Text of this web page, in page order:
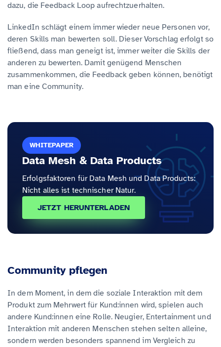
dazu, die Feedback Loop aufrechtzuerhalten.
LinkedIn schlägt einem immer wieder neue Personen vor,
deren Skills man bewerten soll. Dieser Vorschlag erfolgt so
fließend, dass man geneigt ist, immer weiter die Skills der
anderen zu bewerten. Damit genügend Menschen
zusammenkommen, die Feedback geben können, benötigt
man eine Community.
WHITEPAPER
Data Mesh & Data Products
Erfolgsfaktoren für Data Mesh und Data Products:
Nicht alles ist technischer Natur.
JETZT HERUNTERLADEN
Community pflegen
In dem Moment, in dem die soziale Interaktion mit dem
Produkt zum Mehrwert für Kund:innen wird, spielen auch
andere Kund:innen eine Rolle. Neugier, Entertainment und
Interaktion mit anderen Menschen stehen selten alleine,
sondern werden besonders spannend im Vergleich zu